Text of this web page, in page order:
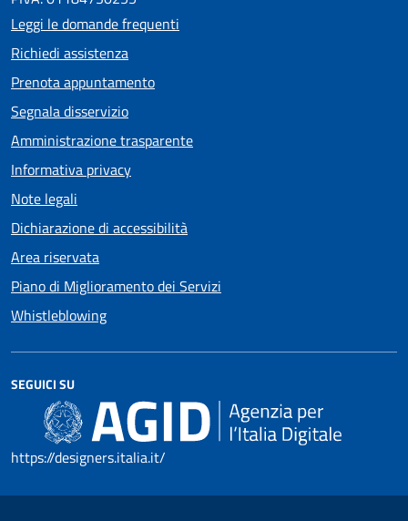
Leggi le domande frequenti
Richiedi assistenza
Prenota appuntamento
Segnala disservizio
Amministrazione trasparente
Informativa privacy
Note legali
Dichiarazione di accessibilità
Area riservata
Piano di Miglioramento dei Servizi
Whistleblowing
SEGUICI SU
https://designers.italia.it/